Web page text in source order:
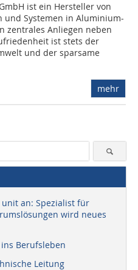
ist ein Hersteller von
und Systemen in Aluminium-
zentrales Anliegen neben
ist stets der
und der sparsame
mehr
an: Spezialist für
wird neues
Berufsleben
Leitung